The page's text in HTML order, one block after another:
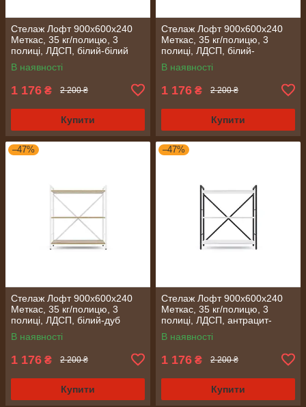
Стелаж Лофт 900х600х240
Меткас, 35 кг/полицю, 3
полиці, ЛДСП, білий-білий
сніг
В наявності
1 176 ₴ 2 200 ₴
Купити
Стелаж Лофт 900х600х240
Меткас, 35 кг/полицю, 3
полиці, ЛДСП, білий-
антрацит
В наявності
1 176 ₴ 2 200 ₴
Купити
–47%
Стелаж Лофт 900х600х240
Меткас, 35 кг/полицю, 3
полиці, ЛДСП, білий-дуб
артизан
В наявності
1 176 ₴ 2 200 ₴
Купити
–47%
Стелаж Лофт 900х600х240
Меткас, 35 кг/полицю, 3
полиці, ЛДСП, антрацит-
білий сніг
В наявності
1 176 ₴ 2 200 ₴
Купити